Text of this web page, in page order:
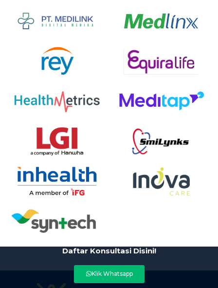
Daftar Konsultasi Disini!
Klik Whatsapp